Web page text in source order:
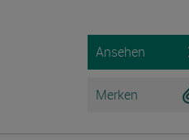
Ansehen
Merken